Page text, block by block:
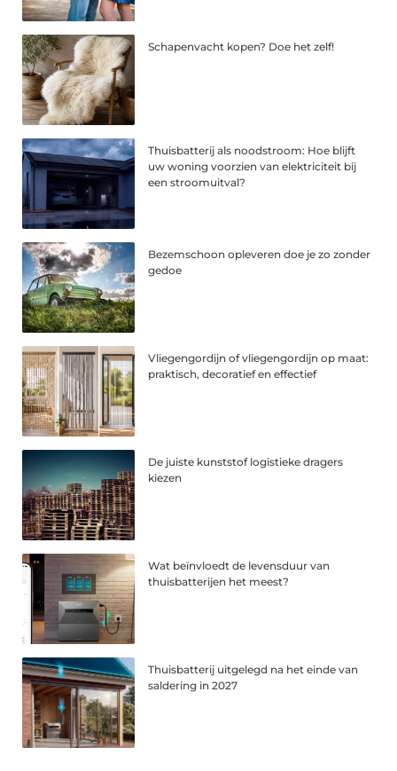
Schapenvacht kopen? Doe het zelf!
Thuisbatterij als noodstroom: Hoe blijft
uw woning voorzien van elektriciteit bij
een stroomuitval?
Bezemschoon opleveren doe je zo zonder
gedoe
Vliegengordijn of vliegengordijn op maat:
praktisch, decoratief en effectief
De juiste kunststof logistieke dragers
kiezen
Wat beïnvloedt de levensduur van
thuisbatterijen het meest?
Thuisbatterij uitgelegd na het einde van
saldering in 2027